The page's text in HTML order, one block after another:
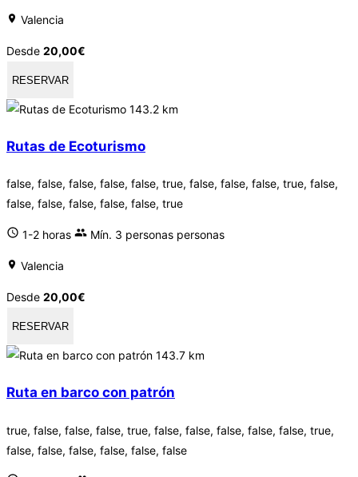
Valencia
Desde 20,00€
RESERVAR
143.2 km
Rutas de Ecoturismo
false, false, false, false, false, true, false, false, false, true, false,
false, false, false, false, false, true
1-2 horas Mín. 3 personas personas
Valencia
Desde 20,00€
RESERVAR
143.7 km
Ruta en barco con patrón
true, false, false, false, true, false, false, false, false, false, true,
false, false, false, false, false, false